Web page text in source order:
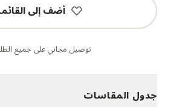
أضف إلى
توصيل مجاني على جميع
جدول المقاسات